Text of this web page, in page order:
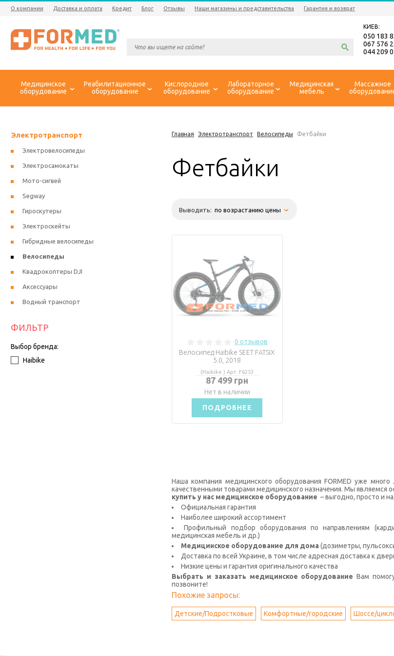
О компании Доставка и оплата Кредит Блог Отзывы Наши магазины и представительства Гарантия и возврат
КИЕВ:
050 183
067 576
044 209
Медицинское
оборудование
Реабилитационное
оборудование
Кислородное
оборудование
Лабораторное
оборудование
Медицинская
мебель
Массажное
Главная Электротранспорт Велосипеды Фетбайки
Фетбайки
Выводить:
0 отзывов
Велосипед Haibike SEET FATSIX
5.0, 2018
(Haibike ) Арт: F6253
87 499 грн
Нет в наличии
ПОДРОБНЕЕ
Наша компания медицинского оборудования FORMED уже
качественными товарами медицинского назначения. Мы
купить у нас медицинское оборудование – выгодно, просто и
Официальная гарантия
Наиболее широкий ассортимент
Профильный подбор оборудования по направлениям
медицинская мебель и др.)
Медицинское оборудование для дома (дозиметры,
Доставка по всей Украине, в том числе адресная доставка к
Низкие цены и гарантия оригинального качества
Выбрать и заказать медицинское оборудованиеВам
позвоните!
Похожие запросы:
Детские/Подростковые Комфортные/городские Шоссе/
Электротранспорт
Электровелосипеды
Электросамокаты
Мото-сигвей
Segway
Гироскутеры
Электроскейты
Гибридные велосипеды
Велосипеды
Квадрокоптеры DJI
Аксессуары
Водный транспорт
ФИЛЬТР
Выбор бренда:
Haibike